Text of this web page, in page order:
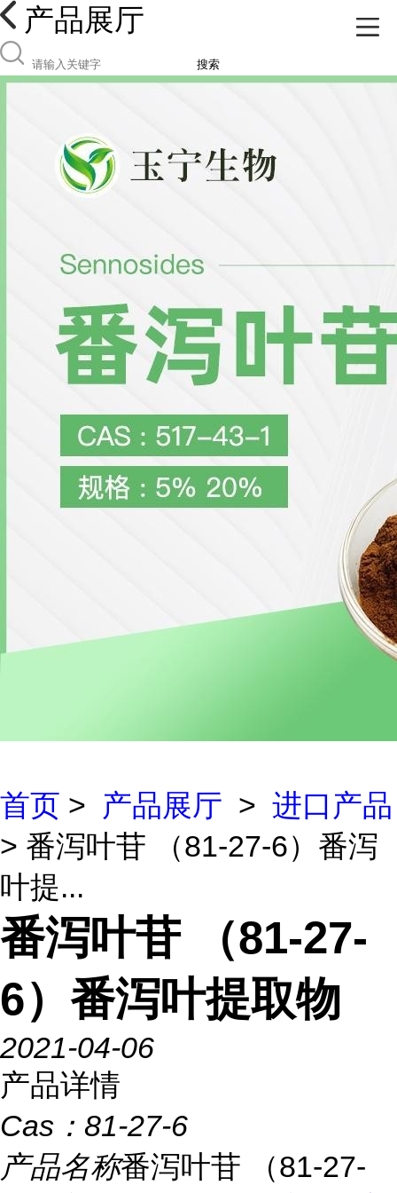
产品展厅
搜索
首页 > 产品展厅 > 进口产品
> 番泻叶苷 （81-27-6）番泻
叶提...
番泻叶苷 （81-27-
6）番泻叶提取物
2021-04-06
产品详情
Cas： 81-27-6
产品名称番泻叶苷 （81-27-